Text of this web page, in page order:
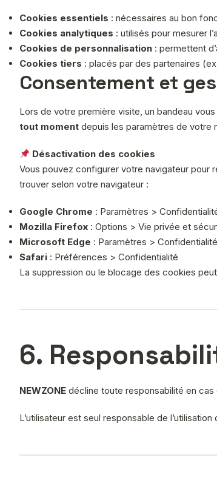
Cookies essentiels : nécessaires au bon
Cookies analytiques : utilisés pour mesurer
Cookies de personnalisation : permettent
Cookies tiers : placés par des partenaires
Consentement et
Lors de votre première visite, un bandeau
tout moment depuis les paramètres de votre
Désactivation des cookies
Vous pouvez configurer votre navigateur pour
trouver selon votre navigateur :
Google Chrome : Paramètres >
Mozilla Firefox : Options > Vie privée et
Microsoft Edge : Paramètres >
Safari : Préférences > Confidentialité
La suppression ou le blocage des cookies peut
6.
NEWZONE décline toute responsabilité en cas
L’utilisateur est seul responsable de